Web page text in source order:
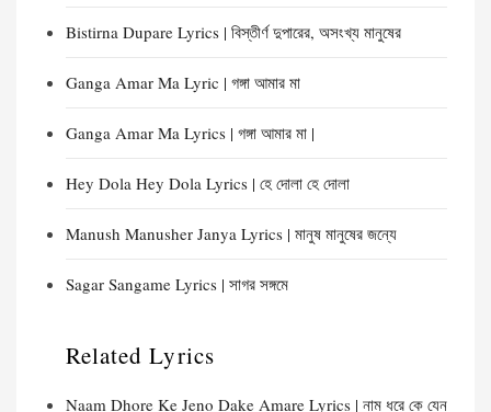
Bistirna Dupare Lyrics | বিস্তীর্ণ দুপারের, অসংখ্য মানুষের
Ganga Amar Ma Lyric | গঙ্গা আমার মা
Ganga Amar Ma Lyrics | গঙ্গা আমার মা |
Hey Dola Hey Dola Lyrics | হে দোলা হে দোলা
Manush Manusher Janya Lyrics | মানুষ মানুষের জন্যে
Sagar Sangame Lyrics | সাগর সঙ্গমে
Related Lyrics
Naam Dhore Ke Jeno Dake Amare Lyrics | নাম ধরে কে যেন